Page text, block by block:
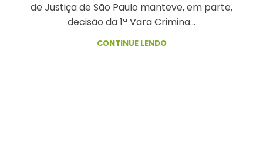
de Justiça de São Paulo manteve, em parte,
decisão da 1ª Vara Crimina...
CONTINUE LENDO